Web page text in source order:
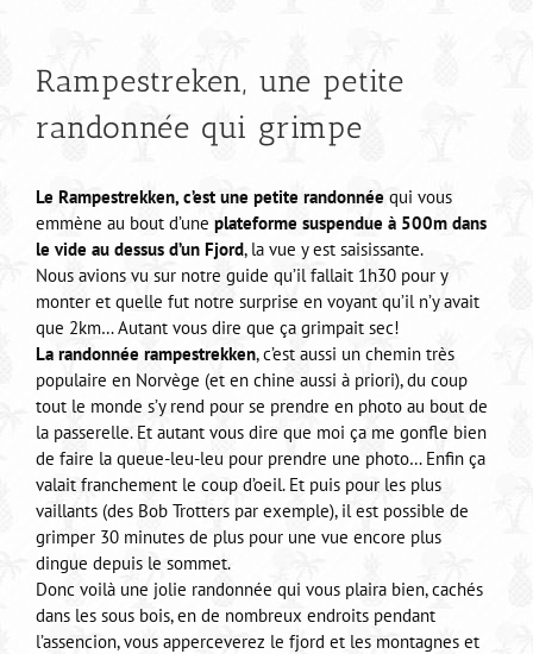
Rampestreken, une petite
randonnée qui grimpe
Le Rampestrekken, c’est une petite randonnée qui vous
emmène au bout d’une plateforme suspendue à 500m dans
le vide au dessus d’un Fjord, la vue y est saisissante.
Nous avions vu sur notre guide qu’il fallait 1h30 pour y
monter et quelle fut notre surprise en voyant qu’il n’y avait
que 2km… Autant vous dire que ça grimpait sec!
La randonnée rampestrekken, c’est aussi un chemin très
populaire en Norvège (et en chine aussi à priori), du coup
tout le monde s’y rend pour se prendre en photo au bout de
la passerelle. Et autant vous dire que moi ça me gonfle bien
de faire la queue-leu-leu pour prendre une photo… Enfin ça
valait franchement le coup d’oeil. Et puis pour les plus
vaillants (des Bob Trotters par exemple), il est possible de
grimper 30 minutes de plus pour une vue encore plus
dingue depuis le sommet.
Donc voilà une jolie randonnée qui vous plaira bien, cachés
dans les sous bois, en de nombreux endroits pendant
l’assencion, vous apperceverez le fjord et les montagnes et